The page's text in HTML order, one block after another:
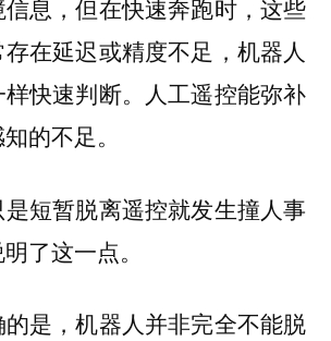
息，但在快速奔跑时，这些
在延迟或精度不足，机器人
快速判断。人工遥控能弥补
的不足。
短暂脱离遥控就发生撞人事
了这一点。
是，机器人并非完全不能脱